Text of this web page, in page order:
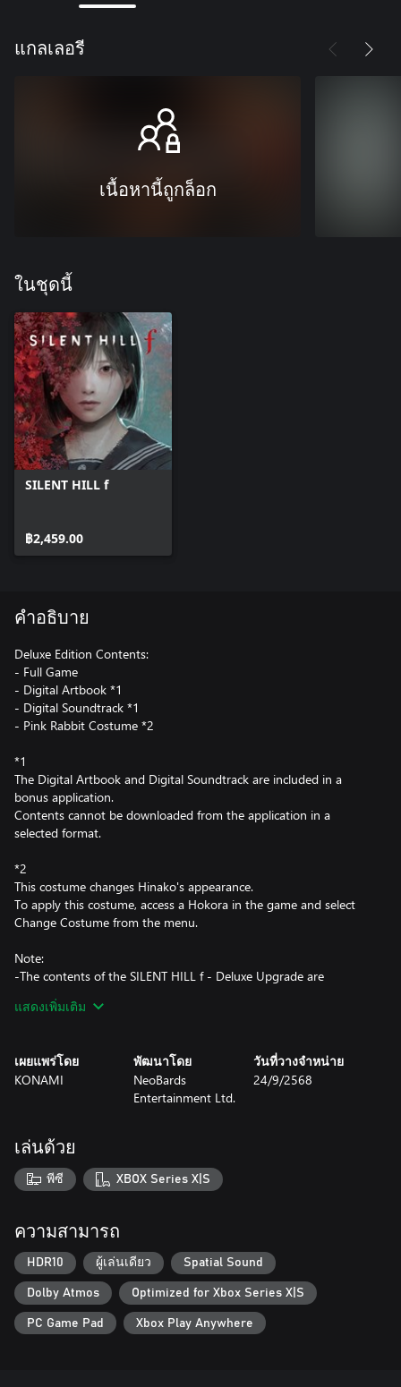
แกลเลอรี
เนื้อหานี้ถูกล็อก
ในชุดนี้
SILENT HILL f
฿2,459.00
คำอธิบาย
Deluxe Edition Contents:
- Full Game
- Digital Artbook *1
- Digital Soundtrack *1
- Pink Rabbit Costume *2
*1
The Digital Artbook and Digital Soundtrack are included in a
bonus application.
Contents cannot be downloaded from the application in a
selected format.
*2
This costume changes Hinako's appearance.
To apply this costume, access a Hokora in the game and select
Change Costume from the menu.
Note:
-The contents of the SILENT HILL f - Deluxe Upgrade are
purchases.
In 1960s Japan, Shimizu Hinako's secluded town of Ebisugaoka is
consumed by a sudden fog, transforming her home into a
As the town falls silent and the fog thickens, Hinako must
navigate the twisted paths of Ebisugaoka, solving complex
puzzles and confronting grotesque monsters to survive.
Immerse yourself into Hinako's world imagined by renowned
Akira Yamaoka, and beautiful visuals in a gripping tale of doubt,
regret, and inescapable choices. Will Hinako embrace the beauty
hidden within terror, or succumb to the madness that lies ahead?
Discover a new chapter in the SILENT HILL series, blending
แสดงเพิ่มเติม
เผยแพร่โดย
KONAMI
พัฒนาโดย
NeoBards
Entertainment Ltd.
วันที่วางจำหน่าย
24/9/2568
เล่นด้วย
พีซี XBOX Series X|S
ความสามารถ
HDR10 ผู้เล่นเดียว Spatial Sound
Dolby Atmos Optimized for Xbox Series X|S
PC Game Pad Xbox Play Anywhere